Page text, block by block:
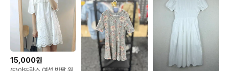
15,000원